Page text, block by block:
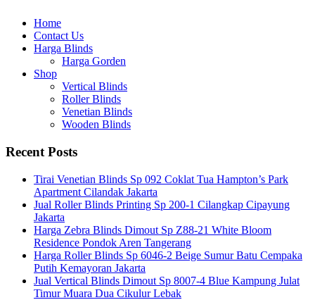
Home
Contact Us
Harga Blinds
Harga Gorden
Shop
Vertical Blinds
Roller Blinds
Venetian Blinds
Wooden Blinds
Recent Posts
Tirai Venetian Blinds Sp 092 Coklat Tua Hampton’s Park
Apartment Cilandak Jakarta
Jual Roller Blinds Printing Sp 200-1 Cilangkap Cipayung
Jakarta
Harga Zebra Blinds Dimout Sp Z88-21 White Bloom
Residence Pondok Aren Tangerang
Harga Roller Blinds Sp 6046-2 Beige Sumur Batu Cempaka
Putih Kemayoran Jakarta
Jual Vertical Blinds Dimout Sp 8007-4 Blue Kampung Julat
Timur Muara Dua Cikulur Lebak